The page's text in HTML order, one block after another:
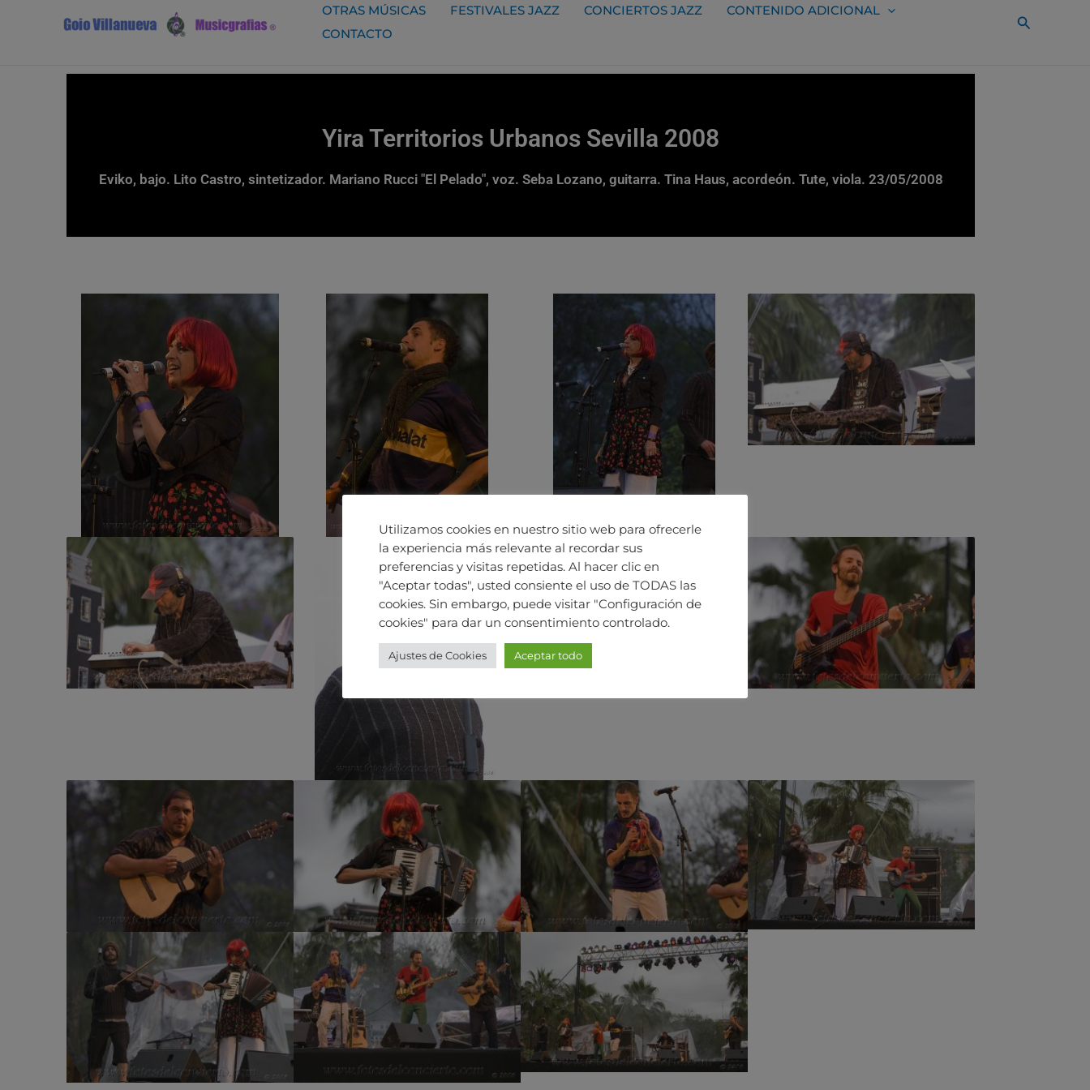
OTRAS MÚSICAS FESTIVALES JAZZ CONCIERTOS JAZZ
CONTENIDO ADICIONAL
CONTACTO
Buscar
Yira Territorios Urbanos Sevilla 2008
Eviko, bajo. Lito Castro, sintetizador. Mariano Rucci "El Pelado", voz. Seba Lozano, guitarra. Tina Haus, acordeón. Tute, viola. 23/05/2008
Utilizamos cookies en nuestro sitio web para ofrecerle
la experiencia más relevante al recordar sus
preferencias y visitas repetidas. Al hacer clic en
"Aceptar todas", usted consiente el uso de TODAS las
cookies. Sin embargo, puede visitar "Configuración de
cookies" para dar un consentimiento controlado.
Ajustes de Cookies Aceptar todo